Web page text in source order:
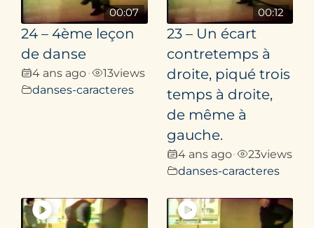
00:07
24 – 4ème leçon
de danse
4 ans ago• 13views
danses-caracteres
00:12
23 – Un écart
contretemps à
droite, piqué trois
temps à droite,
de même à
gauche.
4 ans ago• 23views
danses-caracteres